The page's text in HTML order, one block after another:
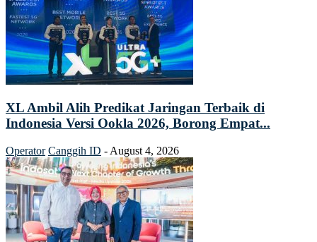
XL Ambil Alih Predikat Jaringan Terbaik di
Indonesia Versi Ookla 2026, Borong Empat...
Operator Canggih ID - August 4, 2026